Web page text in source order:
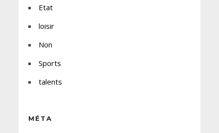
Etat
loisir
Non
Sports
talents
MÉTA